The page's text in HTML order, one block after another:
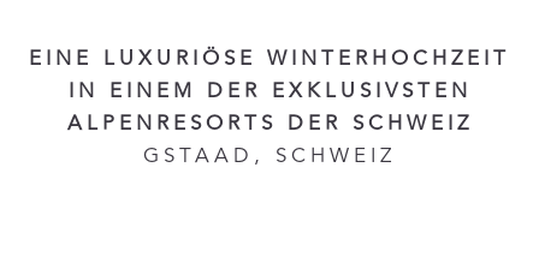
EINE LUXURIÖSE WINTERHOCHZEIT
IN EINEM DER EXKLUSIVSTEN
ALPENRESORTS DER SCHWEIZ
GSTAAD, SCHWEIZ